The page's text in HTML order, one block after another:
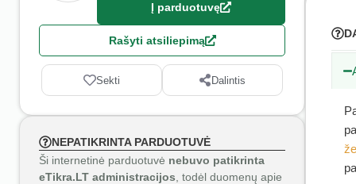
Į parduotuvę
Rašyti atsiliepimą
Sekti Dalintis
NEPATIKRINTA PARDUOTUVĖ
Ši internetinė parduotuvė nebuvo patikrinta
eTikra.LT administracijos , todėl duomenų apie